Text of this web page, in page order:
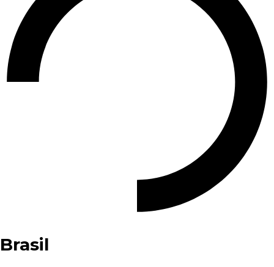
Brasil